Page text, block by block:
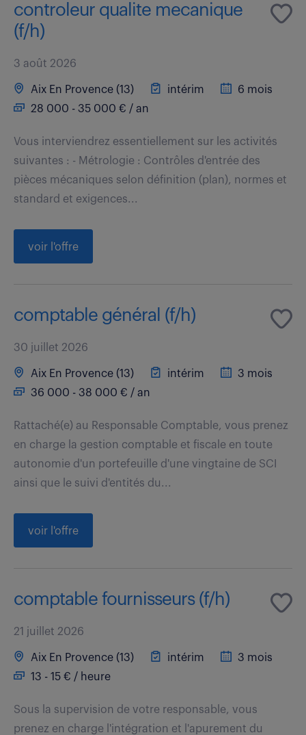
controleur qualite mecanique
(f/h)
3 août 2026
Aix En Provence (13) intérim
6 mois
28 000 - 35 000 € / an
Vous interviendrez essentiellement sur les activités
suivantes : - Métrologie : Contrôles d'entrée des
pièces mécaniques selon définition (plan), normes et
standard et exigences...
voir l'offre
comptable général (f/h)
30 juillet 2026
Aix En Provence (13) intérim
3 mois
36 000 - 38 000 € / an
Rattaché(e) au Responsable Comptable, vous prenez
en charge la gestion comptable et fiscale en toute
autonomie d'un portefeuille d'une vingtaine de SCI
ainsi que le suivi d'entités du...
voir l'offre
comptable fournisseurs (f/h)
21 juillet 2026
Aix En Provence (13) intérim
3 mois
13 - 15 € / heure
Sous la supervision de votre responsable, vous
prenez en charge l'intégration et l'apurement du